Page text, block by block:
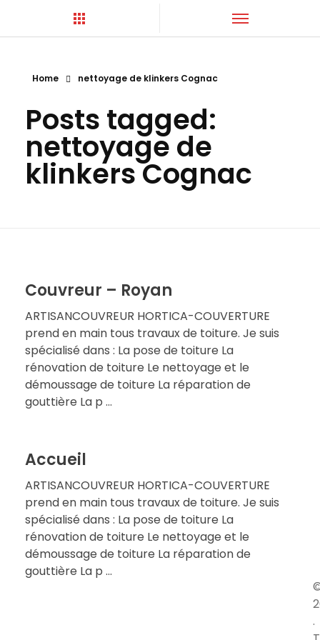
Home nettoyage de klinkers Cognac
Posts tagged:
nettoyage de
klinkers Cognac
Couvreur – Royan
ARTISANCOUVREUR HORTICA-COUVERTURE
prend en main tous travaux de toiture. Je suis
spécialisé dans : La pose de toiture La
rénovation de toiture Le nettoyage et le
démoussage de toiture La réparation de
gouttière La p ...
Accueil
ARTISANCOUVREUR HORTICA-COUVERTURE
prend en main tous travaux de toiture. Je suis
spécialisé dans : La pose de toiture La
rénovation de toiture Le nettoyage et le
démoussage de toiture La réparation de
gouttière La p ...
.